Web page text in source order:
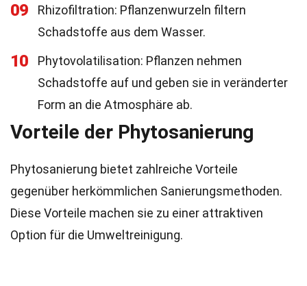
09
Rhizofiltration: Pflanzenwurzeln filtern
Schadstoffe aus dem Wasser.
10
Phytovolatilisation: Pflanzen nehmen
Schadstoffe auf und geben sie in veränderter
Form an die Atmosphäre ab.
Vorteile der Phytosanierung
Phytosanierung bietet zahlreiche Vorteile
gegenüber herkömmlichen Sanierungsmethoden.
Diese Vorteile machen sie zu einer attraktiven
Option für die Umweltreinigung.